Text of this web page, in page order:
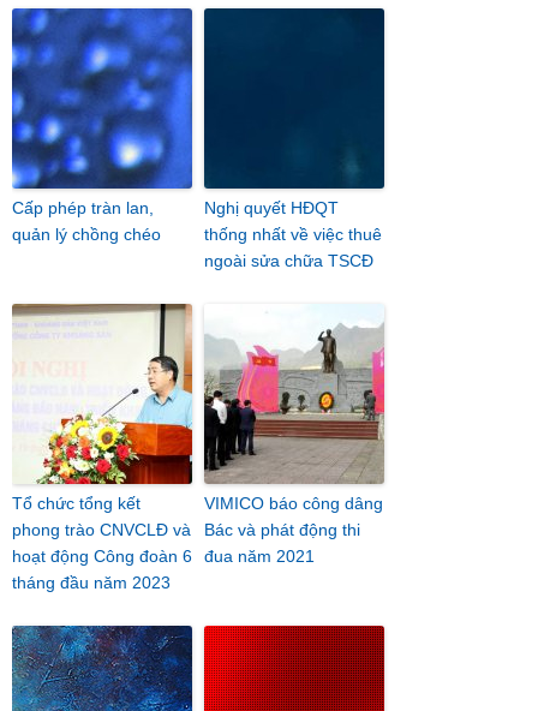
Cấp phép tràn lan,
quản lý chồng chéo
Nghị quyết HĐQT
thống nhất về việc thuê
ngoài sửa chữa TSCĐ
Tổ chức tổng kết
phong trào CNVCLĐ và
hoạt động Công đoàn 6
tháng đầu năm 2023
VIMICO báo công dâng
Bác và phát động thi
đua năm 2021